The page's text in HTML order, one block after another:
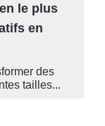
le plus
en
des
tailles...